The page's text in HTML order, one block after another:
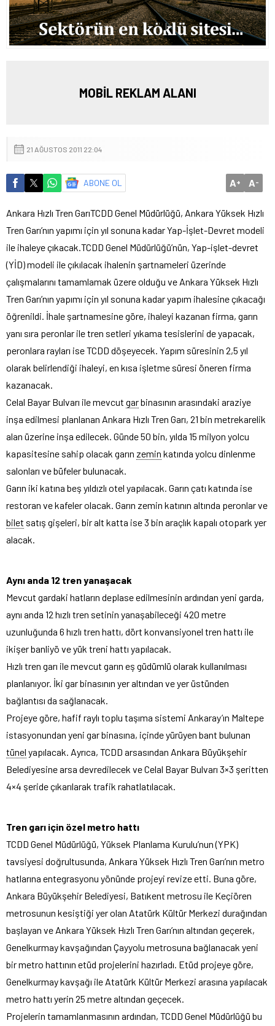
MOBİL REKLAM ALANI
21 AĞUSTOS 2011 22:04
ABONE OL A+ A-
Ankara Hızlı Tren GarıTCDD Genel Müdürlüğü, Ankara Yüksek Hızlı
Tren Garı’nın yapımı için yıl sonuna kadar Yap-İşlet-Devret modeli
ile ihaleye çıkacak. TCDD Genel Müdürlüğü’nün, Yap-işlet-devret
(YİD) modeli ile çıkılacak ihalenin şartnameleri üzerinde
çalışmalarını tamamlamak üzere olduğu ve Ankara Yüksek Hızlı
Tren Garı’nın yapımı için yıl sonuna kadar yapım ihalesine çıkacağı
öğrenildi. İhale şartnamesine göre, ihaleyi kazanan firma, garın
yanı sıra peronlar ile tren setleri yıkama tesislerini de yapacak,
peronlara rayları ise TCDD döşeyecek. Yapım süresinin 2,5 yıl
olarak belirlendiği ihaleyi, en kısa işletme süresi öneren firma
kazanacak.
Celal Bayar Bulvarı ile mevcut garbinasının arasındaki araziye
inşa edilmesi planlanan Ankara Hızlı Tren Garı, 21 bin metrekarelik
alan üzerine inşa edilecek. Günde 50 bin, yılda 15 milyon yolcu
kapasitesine sahip olacak garın zemin katında yolcu dinlenme
salonları ve büfeler bulunacak.
Garın iki katına beş yıldızlı otel yapılacak. Garın çatı katında ise
restoran ve kafeler olacak. Garın zemin katının altında peronlar ve
bilet satış gişeleri, bir alt katta ise 3 bin araçlık kapalı otopark yer
alacak.
Aynı anda 12 tren yanaşacak
Mevcut gardaki hatların deplase edilmesinin ardından yeni garda,
aynı anda 12 hızlı tren setinin yanaşabileceği 420 metre
uzunluğunda 6 hızlı tren hattı, dört konvansiyonel tren hattı ile
ikişer banliyö ve yük treni hattı yapılacak.
Hızlı tren garı ile mevcut garın eş güdümlü olarak kullanılması
planlanıyor. İki gar binasının yer altından ve yer üstünden
bağlantısı da sağlanacak.
Projeye göre, hafif raylı toplu taşıma sistemi Ankaray’ın Maltepe
istasyonundan yeni gar binasına, içinde yürüyen bant bulunan
tünel yapılacak. Ayrıca, TCDD arsasından Ankara Büyükşehir
Belediyesine arsa devredilecek ve Celal Bayar Bulvarı 3×3 şeritten
4×4 şeride çıkarılarak trafik rahatlatılacak.
Tren garı için özel metro hattı
TCDD Genel Müdürlüğü, Yüksek Planlama Kurulu’nun (YPK)
tavsiyesi doğrultusunda, Ankara Yüksek Hızlı Tren Garı’nın metro
hatlarına entegrasyonu yönünde projeyi revize etti. Buna göre,
Ankara Büyükşehir Belediyesi, Batıkent metrosu ile Keçiören
metrosunun kesiştiği yer olan Atatürk Kültür Merkezi durağından
başlayan ve Ankara Yüksek Hızlı Tren Garı’nın altından geçerek,
Genelkurmay kavşağından Çayyolu metrosuna bağlanacak yeni
bir metro hattının etüd projelerini hazırladı. Etüd projeye göre,
Genelkurmay kavşağı ile Atatürk Kültür Merkezi arasına yapılacak
metro hattı yerin 25 metre altından geçecek.
Projelerin tamamlanmasının ardından, TCDD Genel Müdürlüğü bu